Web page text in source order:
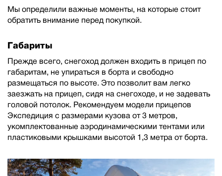
Мы определили важные моменты, на которые стоит
обратить внимание перед покупкой.
Габариты
Прежде всего, снегоход должен входить в прицеп по
габаритам, не упираться в борта и свободно
размещаться по высоте. Это позволит вам легко
заезжать на прицеп, сидя на снегоходе, и не задевать
головой потолок. Рекомендуем модели прицепов
Экспедиция с размерами кузова от 3 метров,
укомплектованные аэродинамическими тентами или
пластиковыми крышками высотой 1,3 метра от борта.